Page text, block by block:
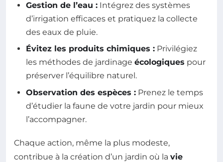
Gestion de l’eau : Intégrez des systèmes
d’irrigation efficaces et pratiquez la collecte
des eaux de pluie.
Évitez les produits chimiques : Privilégiez
les méthodes de jardinage écologiques pour
préserver l’équilibre naturel.
Observation des espèces : Prenez le temps
d’étudier la faune de votre jardin pour mieux
l’accompagner.
Chaque action, même la plus modeste,
contribue à la création d’un jardin où la vie